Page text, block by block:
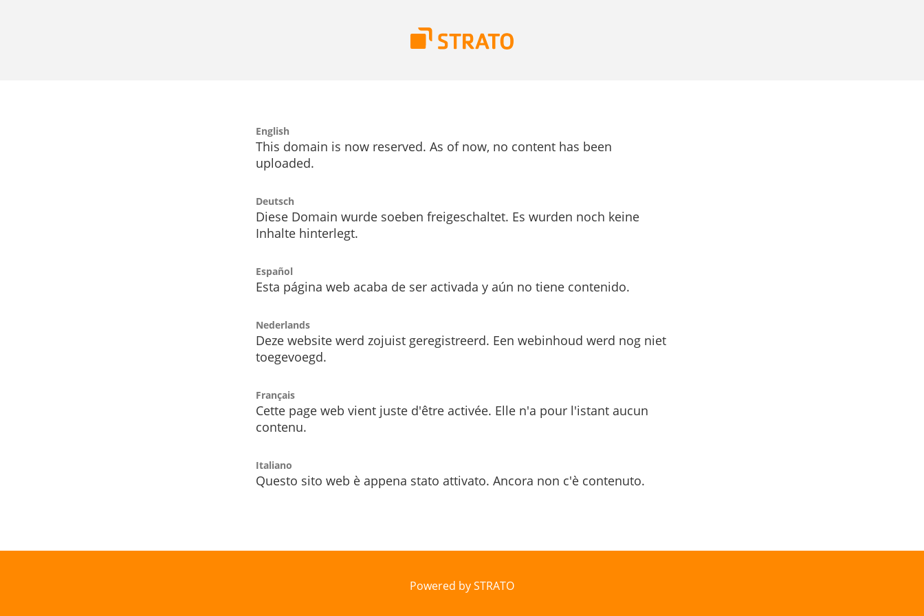
English
This domain is now reserved. As of now, no content has been
uploaded.
Deutsch
Diese Domain wurde soeben freigeschaltet. Es wurden noch keine
Inhalte hinterlegt.
Español
Esta página web acaba de ser activada y aún no tiene contenido.
Nederlands
Deze website werd zojuist geregistreerd. Een webinhoud werd nog niet
toegevoegd.
Français
Cette page web vient juste d'être activée. Elle n'a pour l'istant aucun
contenu.
Italiano
Questo sito web è appena stato attivato. Ancora non c'è contenuto.
Powered by STRATO